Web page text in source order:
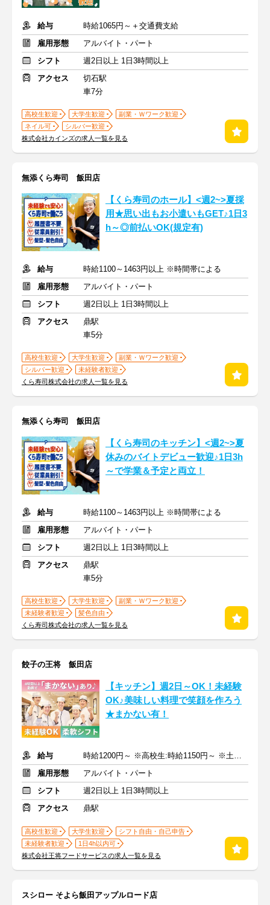
給与
時給1065円～＋交通費支給
雇用形態
アルバイト・パート
シフト
週2日以上 1日3時間以上
アクセス
切石駅
車7分
高校生歓迎 大学生歓迎
副業・Ｗワーク歓迎
ネイル可
シルバー歓迎
株式会社カインズの求人一覧を見る
無添くら寿司 飯田店
【くら寿司のホール】<週2~>夏採
用★思い出もお小遣いもGET♪1日3
h～◎前払いOK(規定有)
給与
時給1100～1463円以上 ※時間帯による
雇用形態
アルバイト・パート
シフト
週2日以上 1日3時間以上
アクセス
鼎駅
車5分
高校生歓迎 大学生歓迎
副業・Ｗワーク歓迎
シルバー歓迎
未経験者歓迎
くら寿司株式会社の求人一覧を見る
無添くら寿司 飯田店
【くら寿司のキッチン】<週2~>夏
休みのバイトデビュー歓迎♪1日3h
～で学業＆予定と両立！
給与
時給1100～1463円以上 ※時間帯による
雇用形態
アルバイト・パート
シフト
週2日以上 1日3時間以上
アクセス
鼎駅
車5分
高校生歓迎 大学生歓迎
副業・Ｗワーク歓迎
未経験者歓迎
髪色自由
くら寿司株式会社の求人一覧を見る
餃子の王将 飯田店
【キッチン】週2日～OK！未経験
OK♪美味しい料理で笑顔を作ろう
★まかない有！
給与
時給1200円～ ※高校生:時給1150円～ ※土日祝+50円
雇用形態
アルバイト・パート
シフト
週2日以上 1日3時間以上
アクセス
鼎駅
高校生歓迎 大学生歓迎
シフト自由・自己申告
未経験者歓迎
1日4h以内可
株式会社王将フードサービスの求人一覧を見る
スシロー そよら飯田アップルロード店